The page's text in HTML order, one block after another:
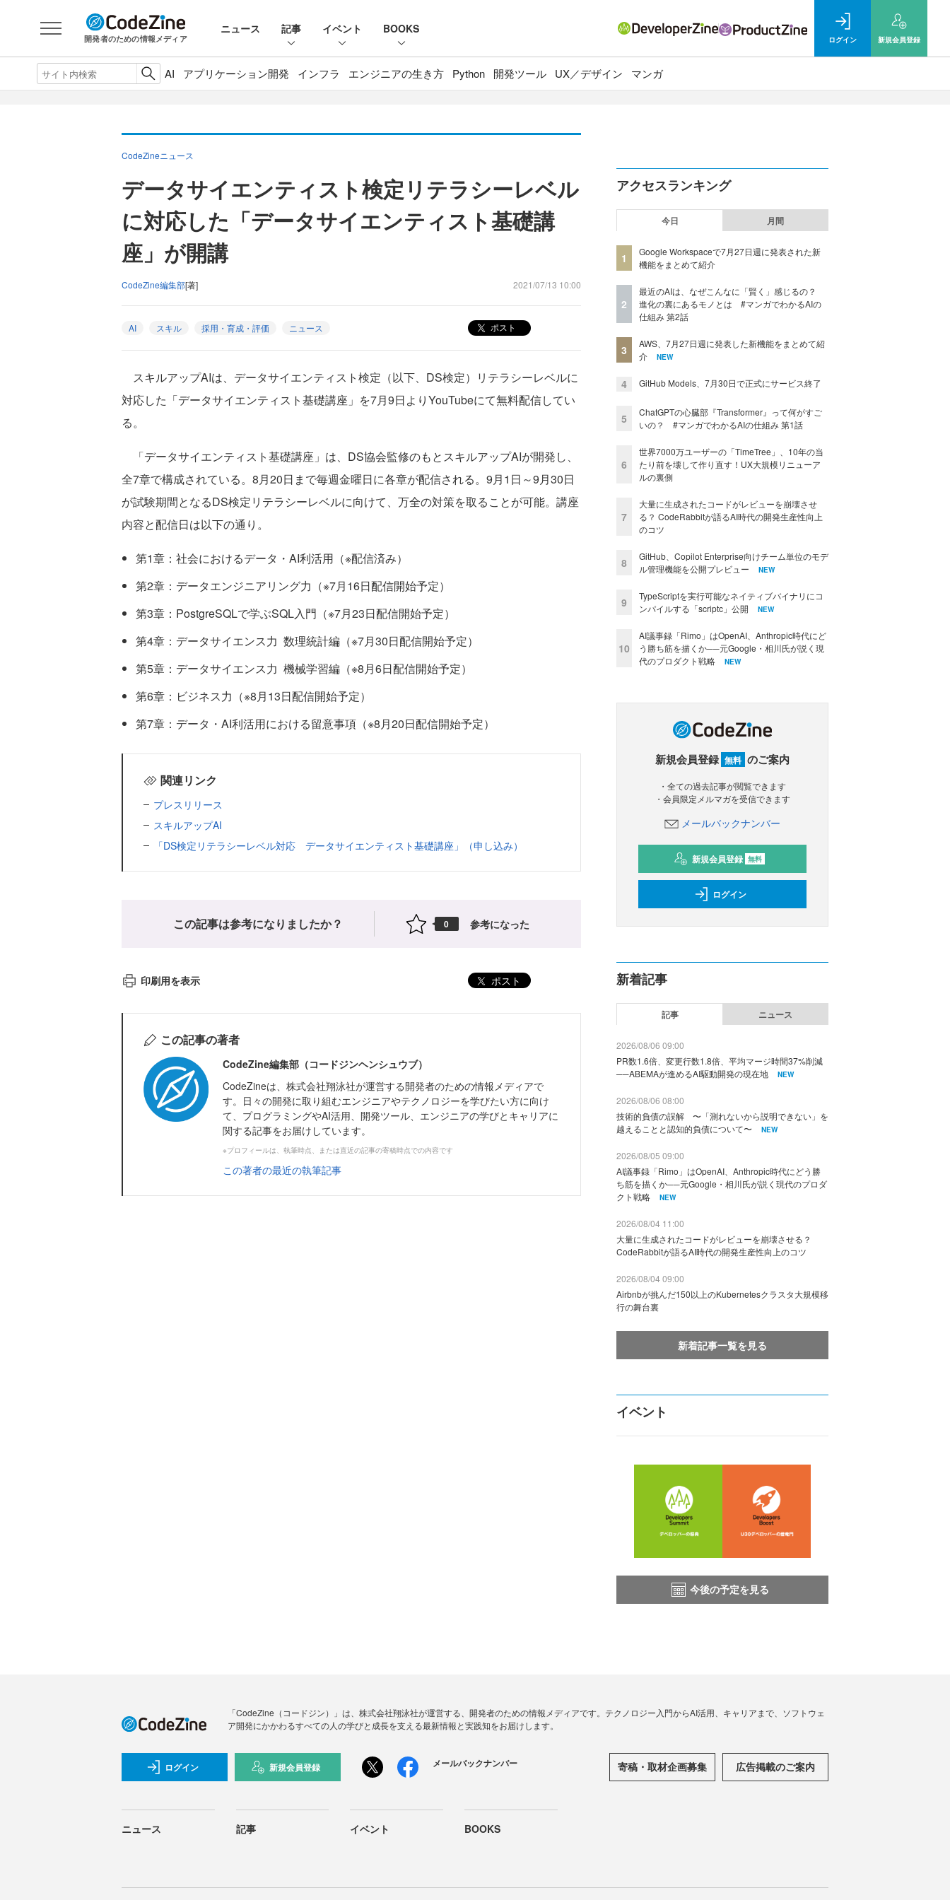
開発者のための情報メディア
ニュース 記事 イベント BOOKS
ログイン 新規会員登録
AI アプリケーション開発 インフラ エンジニアの生き方 Python 開発ツール UX／デザイン マンガ
CodeZineニュース
データサイエンティスト検定リテラシーレベル
に対応した「データサイエンティスト基礎講
座」が開講
CodeZine編集部[著] 2021/07/13 10:00
AI スキル 採用・育成・評価 ニュース ポスト
スキルアップAIは、データサイエンティスト検定（以下、DS検定）リテラシーレベルに
対応した「データサイエンティスト基礎講座」を7月9日よりYouTubeにて無料配信してい
る。
「データサイエンティスト基礎講座」は、DS協会監修のもとスキルアップAIが開発し、
全7章で構成されている。8月20日まで毎週金曜日に各章が配信される。9月1日～9月30日
が試験期間となるDS検定リテラシーレベルに向けて、万全の対策を取ることが可能。講座
内容と配信日は以下の通り。
第1章：社会におけるデータ・AI利活⽤（※配信済み）
第2章：データエンジニアリング⼒（※7月16日配信開始予定）
第3章：PostgreSQLで学ぶSQL⼊⾨（※7月23日配信開始予定）
第4章：データサイエンス⼒ 数理統計編（※7月30日配信開始予定）
第5章：データサイエンス⼒ 機械学習編（※8月6日配信開始予定）
第6章：ビジネス⼒（※8月13日配信開始予定）
第7章：データ・AI利活⽤における留意事項（※8月20日配信開始予定）
関連リンク
プレスリリース
スキルアップAI
「DS検定リテラシーレベル対応 データサイエンティスト基礎講座」（申し込み）
この記事は参考になりましたか？ 0 参考になった
印刷用を表示 ポスト
この記事の著者
CodeZine編集部（コードジンヘンシュウブ）
CodeZineは、株式会社翔泳社が運営する開発者のための情報メディアで
す。日々の開発に取り組むエンジニアやテクノロジーを学びたい方に向け
て、プログラミングやAI活用、開発ツール、エンジニアの学びとキャリアに
関する記事をお届けしています。
※プロフィールは、執筆時点、または直近の記事の寄稿時点での内容です
この著者の最近の執筆記事
アクセスランキング
今日 月間
1
Google Workspaceで7月27日週に発表された新
機能をまとめて紹介
2
最近のAIは、なぜこんなに「賢く」感じるの？
進化の裏にあるモノとは #マンガでわかるAIの
仕組み 第2話
3
AWS、7月27日週に発表した新機能をまとめて紹
介
NEW
4 GitHub Models、7月30日で正式にサービス終了
5
ChatGPTの心臓部『Transformer』って何がすご
いの？ #マンガでわかるAIの仕組み 第1話
6
世界7000万ユーザーの「TimeTree」、10年の当
たり前を壊して作り直す！UX大規模リニューア
ルの裏側
7
大量に生成されたコードがレビューを崩壊させ
る？ CodeRabbitが語るAI時代の開発生産性向上
のコツ
8
GitHub、Copilot Enterprise向けチーム単位のモデ
ル管理機能を公開プレビュー
NEW
9
TypeScriptを実行可能なネイティブバイナリにコ
ンパイルする「scriptc」公開
NEW
10
AI議事録「Rimo」はOpenAI、Anthropic時代にど
う勝ち筋を描くか──元Google・相川氏が説く現
代のプロダクト戦略
NEW
新規会員登録 無料 のご案内
・全ての過去記事が閲覧できます
・会員限定メルマガを受信できます
メールバックナンバー
新規会員登録 無料
ログイン
新着記事
記事 ニュース
2026/08/06 09:00
PR数1.6倍、変更行数1.8倍、平均マージ時間37%削減
──ABEMAが進めるAI駆動開発の現在地
NEW
2026/08/06 08:00
技術的負債の誤解 〜「測れないから説明できない」を
越えることと認知的負債について〜
NEW
2026/08/05 09:00
AI議事録「Rimo」はOpenAI、Anthropic時代にどう勝
ち筋を描くか──元Google・相川氏が説く現代のプロダ
クト戦略
NEW
2026/08/04 11:00
大量に生成されたコードがレビューを崩壊させる？
CodeRabbitが語るAI時代の開発生産性向上のコツ
2026/08/04 09:00
Airbnbが挑んだ150以上のKubernetesクラスタ大規模移
行の舞台裏
新着記事一覧を見る
イベント
今後の予定を見る
「CodeZine（コードジン）」は、株式会社翔泳社が運営する、開発者のための情報メディアです。テクノロジー入門からAI活用、キャリアまで、ソフトウェ
ア開発にかかわるすべての人の学びと成長を支える最新情報と実践知をお届けします。
ログイン 新規会員登録 メールバックナンバー 寄稿・取材企画募集 広告掲載のご案内
ニュース 記事 イベント BOOKS